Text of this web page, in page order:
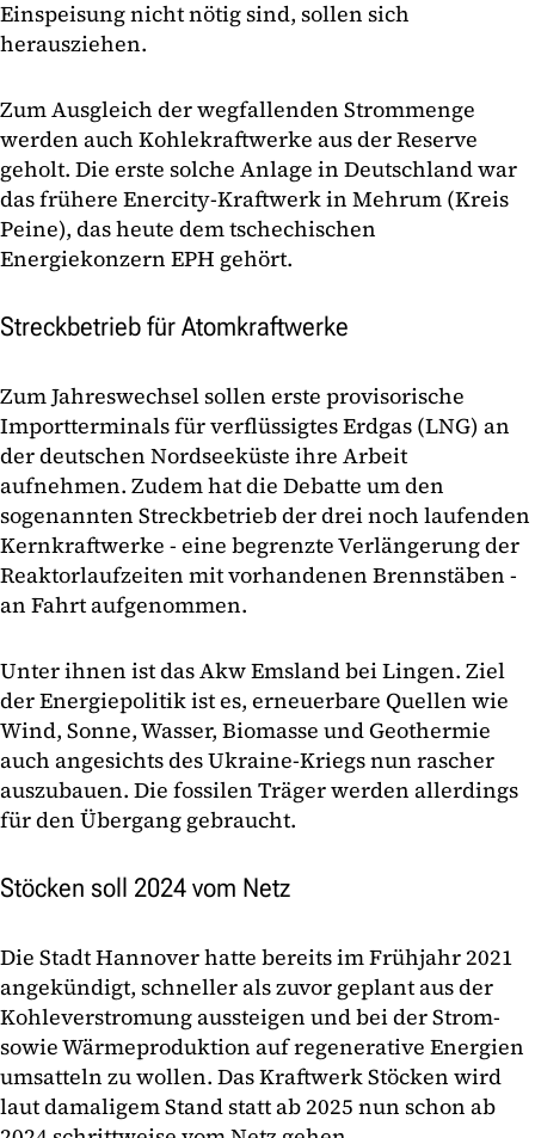
Einspeisung nicht nötig sind, sollen sich
herausziehen.
Zum Ausgleich der wegfallenden Strommenge
werden auch Kohlekraftwerke aus der Reserve
geholt. Die erste solche Anlage in Deutschland war
das frühere Enercity-Kraftwerk in Mehrum (Kreis
Peine), das heute dem tschechischen
Energiekonzern EPH gehört.
Streckbetrieb für Atomkraftwerke
Zum Jahreswechsel sollen erste provisorische
Importterminals für verflüssigtes Erdgas (LNG) an
der deutschen Nordseeküste ihre Arbeit
aufnehmen. Zudem hat die Debatte um den
sogenannten Streckbetrieb der drei noch laufenden
Kernkraftwerke - eine begrenzte Verlängerung der
Reaktorlaufzeiten mit vorhandenen Brennstäben -
an Fahrt aufgenommen.
Unter ihnen ist das Akw Emsland bei Lingen. Ziel
der Energiepolitik ist es, erneuerbare Quellen wie
Wind, Sonne, Wasser, Biomasse und Geothermie
auch angesichts des Ukraine-Kriegs nun rascher
auszubauen. Die fossilen Träger werden allerdings
für den Übergang gebraucht.
Stöcken soll 2024 vom Netz
Die Stadt Hannover hatte bereits im Frühjahr 2021
angekündigt, schneller als zuvor geplant aus der
Kohleverstromung aussteigen und bei der Strom-
sowie Wärmeproduktion auf regenerative Energien
umsatteln zu wollen. Das Kraftwerk Stöcken wird
laut damaligem Stand statt ab 2025 nun schon ab